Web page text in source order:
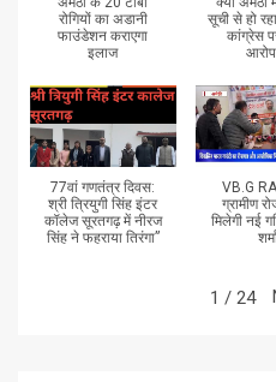
रोगियों का अडानी
फाउंडेशन कराएगा
इलाज
सूची से हो
कांग्रेस
77वां गणतंत्र दिवस:
श्री त्रियुगी सिंह इंटर
कॉलेज सूरतगढ़ में नीरज
सिंह ने फहराया तिरंगा”
VB.G
ग्रामीण
मिलेगी नई
1 / 24